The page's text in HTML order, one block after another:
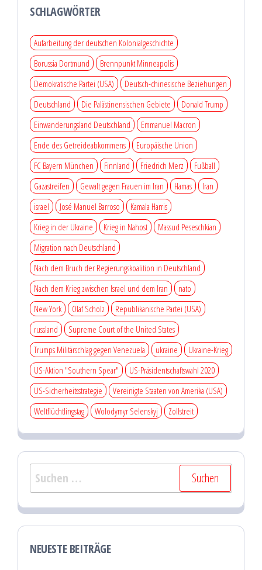
Beiträge
SCHLAGWÖRTER
Aufarbeitung der deutschen Kolonialgeschichte
Borussia Dortmund
Brennpunkt Minneapolis
Demokratische Partei (USA)
Deutsch-chinesische Beziehungen
Deutschland
Die Palästinensischen Gebiete
Donald Trump
Einwanderungsland Deutschland
Emmanuel Macron
Ende des Getreideabkommens
Europäische Union
FC Bayern München
Finnland Friedrich Merz
Fußball
Gazastreifen
Gewalt gegen Frauen im Iran Hamas
Iran
israel
José Manuel Barroso
Kamala Harris
Krieg in der Ukraine
Krieg in Nahost
Massud Peseschkian
Migration nach Deutschland
Nach dem Bruch der Regierungskoalition in Deutschland
Nach dem Krieg zwischen Israel und dem Iran
nato
New York
Olaf Scholz
Republikanische Partei (USA)
russland
Supreme Court of the United States
Trumps Militärschlag gegen Venezuela
ukraine
Ukraine-Krieg
US-Aktion "Southern Spear"
US-Präsidentschaftswahl 2020
US-Sicherheitsstrategie
Vereinigte Staaten von Amerika (USA)
Weltflüchtlingstag
Wolodymyr Selenskyj Zollstreit
Suchen
nach:
NEUESTE BEITRÄGE